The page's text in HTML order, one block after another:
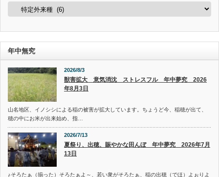
カ
ー
年中無究
2026/8/3
獣害拡大 意気消沈 ストレスフル 年中夢究 2026
年8月3日
山名地区、イノシシによる稲の被害が拡大しています。ちょうど今、稲穂が出て、
穂の中にお米が出来始め、指…
2026/7/13
夏祭り、出穂、賑やかな田んぼ 年中夢究 2026年7月
13日
♪そろたぁ（揃った）そろたぁよ～、若い衆がそろたぁ、稲の出穂（でほ）よぉりよ